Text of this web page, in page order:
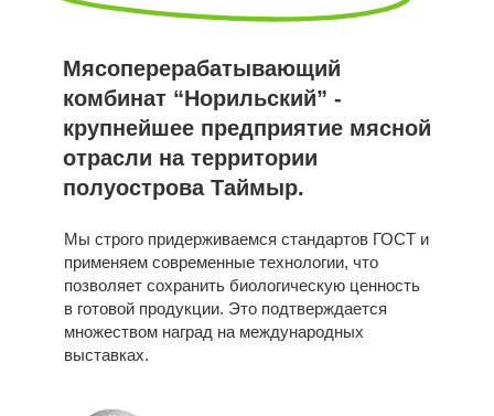
Мы строго придерживаемся стандартов ГОСТ и
применяем современные технологии, что
позволяет сохранить биологическую ценность
в готовой продукции. Это подтверждается
множеством наград на международных
выставках.
Мясоперерабатывающий
комбинат “Норильский” -
крупнейшее предприятие мясной
отрасли на территории
полуострова Таймыр.